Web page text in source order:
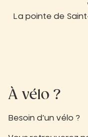
La pointe de
À vélo ?
Besoin d’un vélo ?